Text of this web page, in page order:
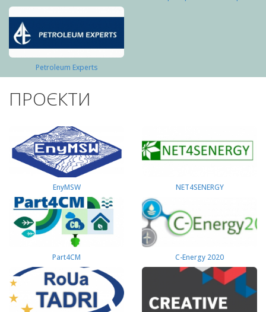
Petroleum Experts
ПРОЄКТИ
EnyMSW NET4SENERGY
Part4СМ C-Energy 2020